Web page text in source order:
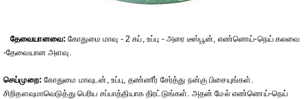
தேவையானவை: கோதுமை மாவு - 2 கப், உப்பு - அரை டீஸ்பூன், எண்ணெய்-நெய் கலவை
-தேவையான அளவு.
செய்முறை: கோதுமை மாவுடன், உப்பு, தண்ணீர் சேர்த்து நன்கு பிசையுங்கள்.
சிறிதளவுமாவெடுத்து பெரிய சப்பாத்தியாக திரட்டுங்கள். அதன் மேல் எண்ணெய்-நெய்